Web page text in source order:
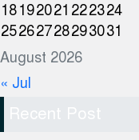
August 2026
18192021 222324
25262728293031
« Jul
Recent Post